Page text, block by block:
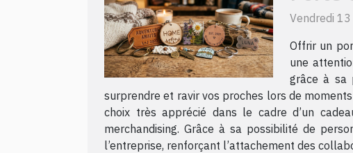
Vendredi
Offrir un
une
grâce à sa
surprendre et ravir vos proches lors de
choix très apprécié dans le cadre d’un
merchandising. Grâce à sa possibilité de
l’entreprise, renforçant l’attachement des